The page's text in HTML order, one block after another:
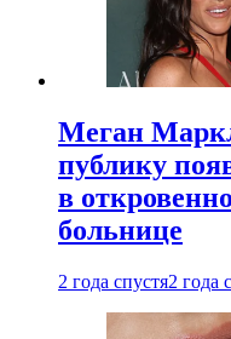
Меган
публику
в
больнице
2 года спустя2 года